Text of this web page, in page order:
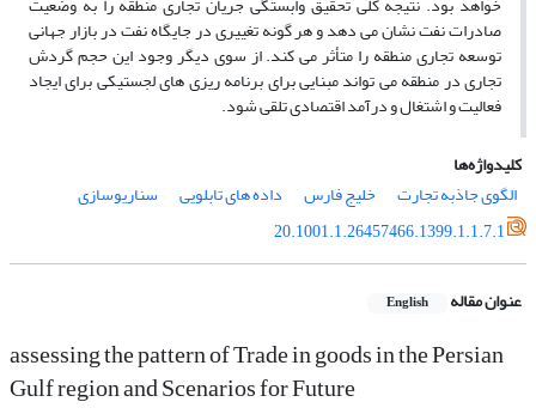
صادرات نفت نشان می دهد و هر گونه تغییری در جایگاه نفت در بازار جهانی
توسعه تجاری منطقه را متأثر می کند. از سوی دیگر وجود این حجم گردش
تجاری در منطقه می تواند مبنایی برای برنامه ریزی های لجستیکی برای ایجاد
فعالیت و اشتغال و درآمد اقتصادی تلقی شود.
کلیدواژه‌ها
الگوی جاذبه تجارت
خلیج فارس داده های تابلویی
سناریوسازی
20.1001.1.26457466.1399.1.1.7.1
عنوان مقاله English
assessing the pattern of Trade in goods in the Persian
Gulf region and Scenarios for Future